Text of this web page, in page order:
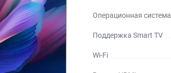
Операционная система
Поддержка Smart TV
Wi-Fi